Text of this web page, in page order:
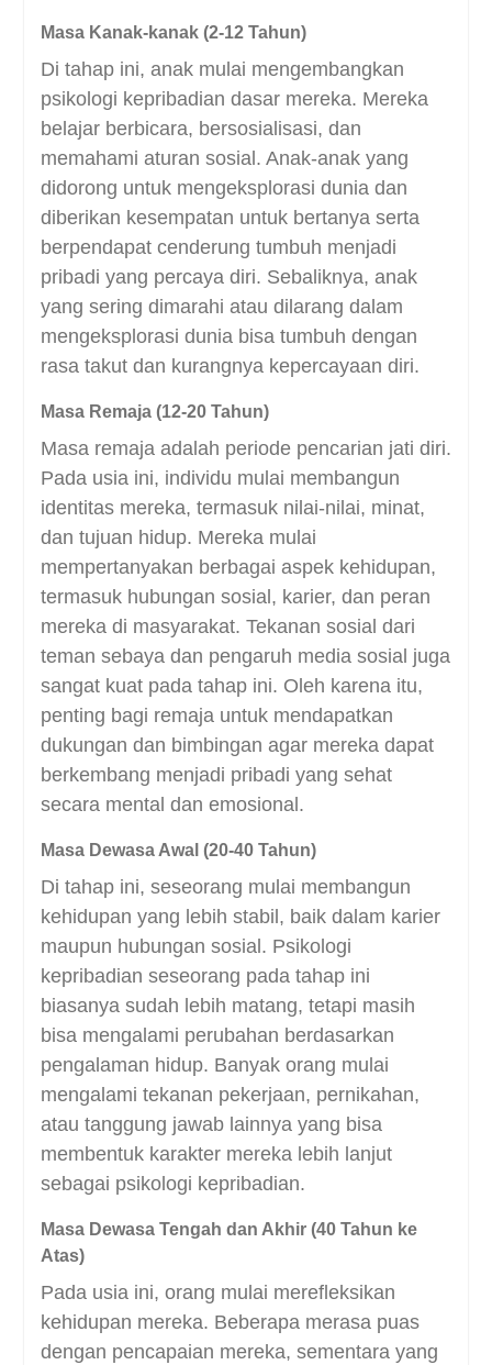
Masa Kanak-kanak (2-12 Tahun)
Di tahap ini, anak mulai mengembangkan
psikologi kepribadian dasar mereka. Mereka
belajar berbicara, bersosialisasi, dan
memahami aturan sosial. Anak-anak yang
didorong untuk mengeksplorasi dunia dan
diberikan kesempatan untuk bertanya serta
berpendapat cenderung tumbuh menjadi
pribadi yang percaya diri. Sebaliknya, anak
yang sering dimarahi atau dilarang dalam
mengeksplorasi dunia bisa tumbuh dengan
rasa takut dan kurangnya kepercayaan diri.
Masa Remaja (12-20 Tahun)
Masa remaja adalah periode pencarian jati diri.
Pada usia ini, individu mulai membangun
identitas mereka, termasuk nilai-nilai, minat,
dan tujuan hidup. Mereka mulai
mempertanyakan berbagai aspek kehidupan,
termasuk hubungan sosial, karier, dan peran
mereka di masyarakat. Tekanan sosial dari
teman sebaya dan pengaruh media sosial juga
sangat kuat pada tahap ini. Oleh karena itu,
penting bagi remaja untuk mendapatkan
dukungan dan bimbingan agar mereka dapat
berkembang menjadi pribadi yang sehat
secara mental dan emosional.
Masa Dewasa Awal (20-40 Tahun)
Di tahap ini, seseorang mulai membangun
kehidupan yang lebih stabil, baik dalam karier
maupun hubungan sosial. Psikologi
kepribadian seseorang pada tahap ini
biasanya sudah lebih matang, tetapi masih
bisa mengalami perubahan berdasarkan
pengalaman hidup. Banyak orang mulai
mengalami tekanan pekerjaan, pernikahan,
atau tanggung jawab lainnya yang bisa
membentuk karakter mereka lebih lanjut
sebagai psikologi kepribadian.
Masa Dewasa Tengah dan Akhir (40 Tahun ke
Atas)
Pada usia ini, orang mulai merefleksikan
kehidupan mereka. Beberapa merasa puas
dengan pencapaian mereka, sementara yang